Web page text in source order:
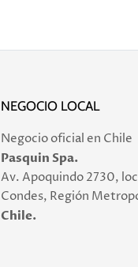
NEGOCIO LOCAL
Negocio oficial en Chile
Pasquin Spa.
Av. Apoquindo 2730,
Condes, Región
Chile.